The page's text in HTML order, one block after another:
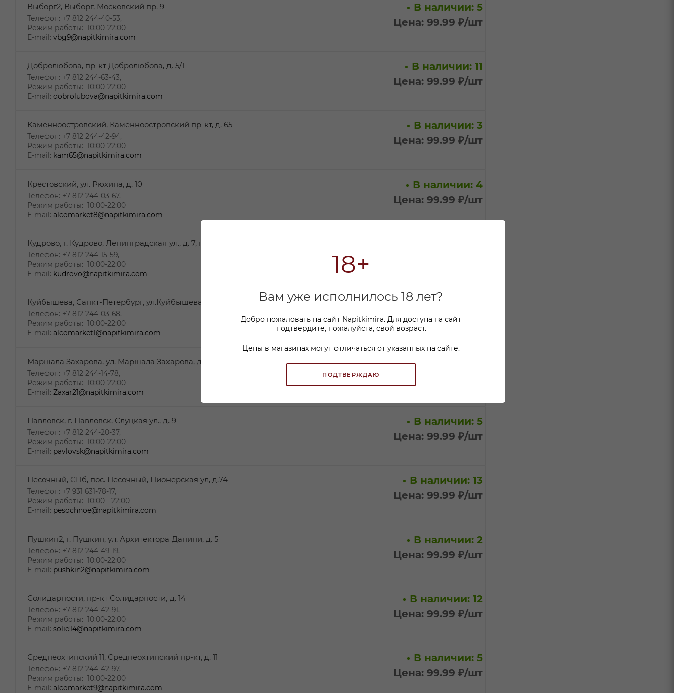
18+
Вам уже исполнилось 18 лет?
Добро пожаловать на сайт Napitkimira. Для доступа на сайт
подтвердите, пожалуйста, свой возраст.
Цены в магазинах могут отличаться от указанных на сайте.
ПОДТВЕРЖДАЮ
Выборг2, Выборг, Московский пр. 9
Телефон: +7 812 244-40-53,
Режим работы: 10:00-22:00
E-mail: vbg9@napitkimira.com
В наличии: 5
Цена: 99.99 ₽/шт
Добролюбова, пр-кт Добролюбова, д. 5/1
Телефон: +7 812 244-63-43,
Режим работы: 10:00-22:00
E-mail: dobrolubova@napitkimira.com
В наличии: 11
Цена: 99.99 ₽/шт
Каменноостровский, Каменноостровский пр-кт, д. 65
Телефон: +7 812 244-42-94,
Режим работы: 10:00-22:00
E-mail: kam65@napitkimira.com
В наличии: 3
Цена: 99.99 ₽/шт
Крестовский, ул. Рюхина, д. 10
Телефон: +7 812 244-03-67,
Режим работы: 10:00-22:00
E-mail: alcomarket8@napitkimira.com
В наличии: 4
Цена: 99.99 ₽/шт
Кудрово, г. Кудрово, Ленинградская ул., д. 7, к. 3
Телефон: +7 812 244-15-59,
Режим работы: 10:00-22:00
E-mail: kudrovo@napitkimira.com
Куйбышева, Санкт-Петербург, ул.Куйбышева, 14
Телефон: +7 812 244-03-68,
Режим работы: 10:00-22:00
E-mail: alcomarket1@napitkimira.com
В наличии: 7
Цена: 99.99₽
Маршала Захарова, ул. Маршала Захарова, д. 21в
Телефон: +7 812 244-14-78,
Режим работы: 10:00-22:00
E-mail: Zaxar21@napitkimira.com
В наличии: 2
Павловск, г. Павловск, Слуцкая ул., д. 9
Телефон: +7 812 244-20-37,
Режим работы: 10:00-22:00
E-mail: pavlovsk@napitkimira.com
В наличии: 5
Цена: 99.99 ₽/шт
Песочный, СПб, пос. Песочный, Пионерская ул, д.74
Телефон: ‎+7 931 631-78-17,
Режим работы: 10:00 - 22:00
E-mail: pesochnoe@napitkimira.com
В наличии: 13
Цена: 99.99 ₽/шт
Пушкин2, г. Пушкин, ул. Архитектора Данини, д. 5
Телефон: +7 812 244-49-19,
Режим работы: 10:00-22:00
E-mail: pushkin2@napitkimira.com
В наличии: 2
Цена: 99.99 ₽/шт
Солидарности, пр-кт Солидарности, д. 14
Телефон: +7 812 244-42-91,
Режим работы: 10:00-22:00
E-mail: solid14@napitkimira.com
В наличии: 12
Цена: 99.99 ₽/шт
Среднеохтинский 11, Среднеохтинский пр-кт, д. 11
Телефон: +7 812 244-42-97,
Режим работы: 10:00-22:00
E-mail: alcomarket9@napitkimira.com
В наличии: 5
Цена: 99.99 ₽/шт